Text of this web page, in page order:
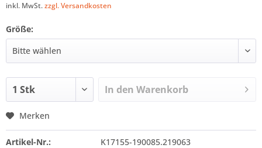
inkl. MwSt.zzgl. Versandkosten
Größe:
In den Warenkorb
Merken
Artikel-Nr.:
K17155-190085.219063